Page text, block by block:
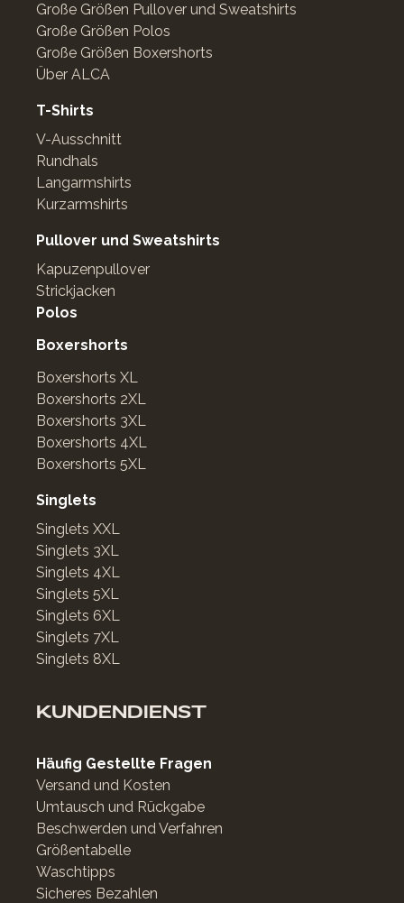
Große Größen Pullover und Sweatshirts
Große Größen Polos
Große Größen Boxershorts
Über ALCA
T-Shirts
V-Ausschnitt
Rundhals
Langarmshirts
Kurzarmshirts
Pullover und Sweatshirts
Kapuzenpullover
Strickjacken
Polos
Boxershorts
Boxershorts XL
Boxershorts 2XL
Boxershorts 3XL
Boxershorts 4XL
Boxershorts 5XL
Singlets
Singlets XXL
Singlets 3XL
Singlets 4XL
Singlets 5XL
Singlets 6XL
Singlets 7XL
Singlets 8XL
KUNDENDIENST
Häufig Gestellte Fragen
Versand und Kosten
Umtausch und Rückgabe
Beschwerden und Verfahren
Größentabelle
Waschtipps
Sicheres Bezahlen